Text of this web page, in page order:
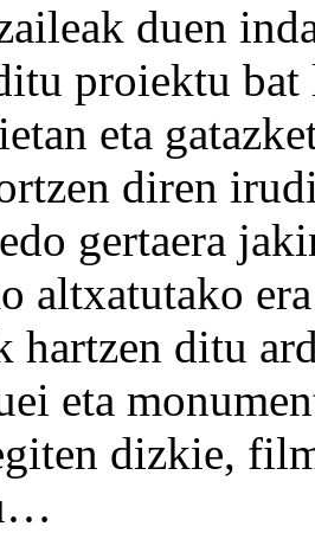
duen
proiektu
eta
diren
gertaera
altxatutako
hartzen ditu
eta
dizkie,